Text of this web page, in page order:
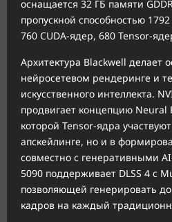
оснащается 32 ГБ памяти
пропускной способностью
760 CUDA-ядер, 680 Tensor-
Архитектура Blackwell делает
нейросетевом рендеринге и
искусственного интеллекта.
продвигает концепцию Neural
которой Tensor-ядра
апскейлинге, но и в
совместно с генеративными
5090 поддерживает DLSS 4 с
позволяющей генерировать
кадров на каждый